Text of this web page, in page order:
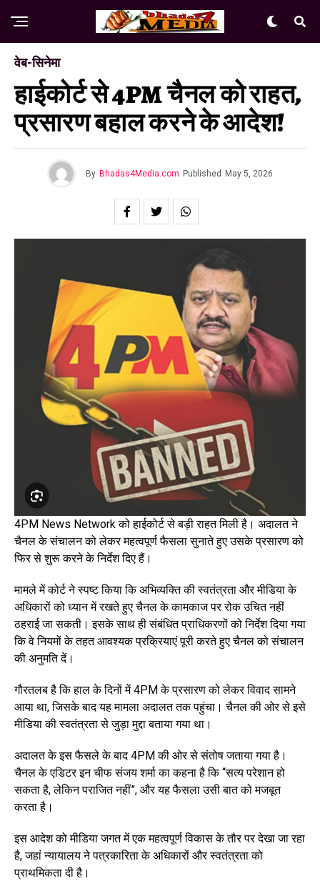
वेब-सिनेमा
हाईकोर्ट से 4PM चैनल को राहत,
प्रसारण बहाल करने के आदेश!
By Bhadas4Media.com Published May 5, 2026
4PM News Network को हाईकोर्ट से बड़ी राहत मिली है। अदालत ने
चैनल के संचालन को लेकर महत्वपूर्ण फैसला सुनाते हुए उसके प्रसारण को
फिर से शुरू करने के निर्देश दिए हैं।
मामले में कोर्ट ने स्पष्ट किया कि अभिव्यक्ति की स्वतंत्रता और मीडिया के
अधिकारों को ध्यान में रखते हुए चैनल के कामकाज पर रोक उचित नहीं
ठहराई जा सकती। इसके साथ ही संबंधित प्राधिकरणों को निर्देश दिया गया
कि वे नियमों के तहत आवश्यक प्रक्रियाएं पूरी करते हुए चैनल को संचालन
की अनुमति दें।
गौरतलब है कि हाल के दिनों में 4PM के प्रसारण को लेकर विवाद सामने
आया था, जिसके बाद यह मामला अदालत तक पहुंचा। चैनल की ओर से इसे
मीडिया की स्वतंत्रता से जुड़ा मुद्दा बताया गया था।
अदालत के इस फैसले के बाद 4PM की ओर से संतोष जताया गया है।
चैनल के एडिटर इन चीफ संजय शर्मा का कहना है कि “सत्य परेशान हो
सकता है, लेकिन पराजित नहीं”, और यह फैसला उसी बात को मजबूत
करता है।
इस आदेश को मीडिया जगत में एक महत्वपूर्ण विकास के तौर पर देखा जा रहा
है, जहां न्यायालय ने पत्रकारिता के अधिकारों और स्वतंत्रता को
प्राथमिकता दी है।